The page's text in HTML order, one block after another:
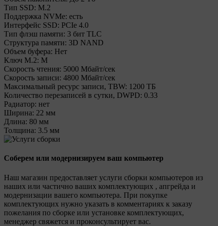
Тип SSD: М.2
Поддержка NVMe: есть
Интерфейс SSD: PCIe 4.0
Тип флэш памяти: 3 бит TLC
Структура памяти: 3D NAND
Объем буфера: Нет
Ключ M.2: M
Cкорость чтения: 5000 Мбайт/сек
Cкорость записи: 4800 Мбайт/сек
Максимальный ресурс записи, TBW: 1200 ТБ
Количество перезаписей в сутки, DWPD: 0.33
Радиатор: нет
Ширина: 22 мм
Длина: 80 мм
Толщина: 3.5 мм
Соберем или модернизируем ваш компьютер
Наш магазин предоставляет услуги сборки компьютеров из
наших или частично ваших комплектующих , апгрейда и
модернизации вашего компьютера. При покупке
комплектующих нужно указать в комментариях к заказу
пожелания по сборке или установке комплектующих,
менеджер свяжется и проконсультирует вас.